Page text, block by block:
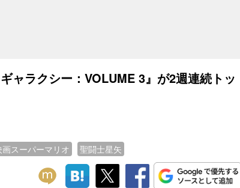
ャラクシー：VOLUME 3』が2週連続トッ
画スーパーマリオ 聖闘士星矢